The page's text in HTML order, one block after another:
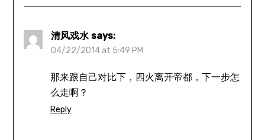
清风戏水 says:
04/22/2014 at 5:49 PM
那来跟自己对比下，四火离开帝都，下一步怎
么走啊？
Reply